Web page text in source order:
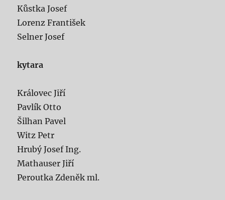
Kůstka Josef
Lorenz František
Selner Josef
kytara
Královec Jiří
Pavlík Otto
Šilhan Pavel
Witz Petr
Hrubý Josef Ing.
Mathauser Jiří
Peroutka Zdeněk ml.